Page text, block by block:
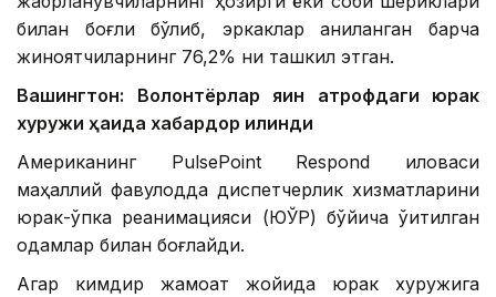
билан боғлиқ бўлиб, эркаклар аниқланган барча
жиноятчиларнинг 76,2% ни ташкил этган.
Вашингтон: Волонтёрлар яқин атрофдаги юрак
хуружи ҳақида хабардор қилинди
Американинг PulsePoint Respond иловаси
маҳаллий фавқулодда диспетчерлик хизматларини
юрак-ўпка реанимацияси (ЮЎР) бўйича ўқитилган
одамлар билан боғлайди.
Агар кимдир жамоат жойида юрак хуружига